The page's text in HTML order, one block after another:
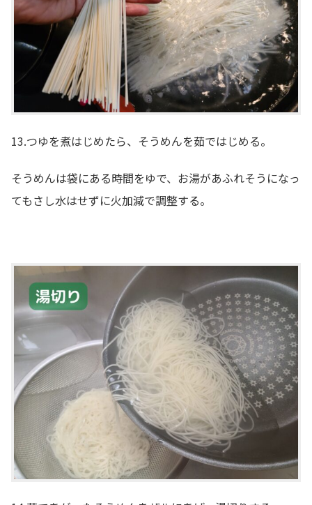
13.つゆを煮はじめたら、そうめんを茹ではじめる。
そうめんは袋にある時間をゆで、お湯があふれそうになっ
てもさし水はせずに火加減で調整する。